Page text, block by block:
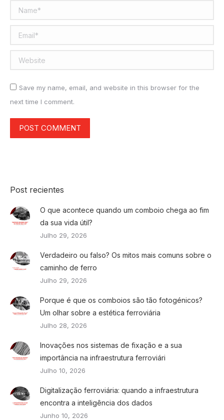
Name *
Email *
Website
Save my name, email, and website in this browser for the
next time I comment.
POST COMMENT
Post recientes
O que acontece quando um comboio chega ao fim
da sua vida útil?
Julho 29, 2026
Verdadeiro ou falso? Os mitos mais comuns sobre o
caminho de ferro
Julho 29, 2026
Porque é que os comboios são tão fotogénicos?
Um olhar sobre a estética ferroviária
Julho 28, 2026
Inovações nos sistemas de fixação e a sua
importância na infraestrutura ferroviári
Julho 10, 2026
Digitalização ferroviária: quando a infraestrutura
encontra a inteligência dos dados
Junho 10, 2026